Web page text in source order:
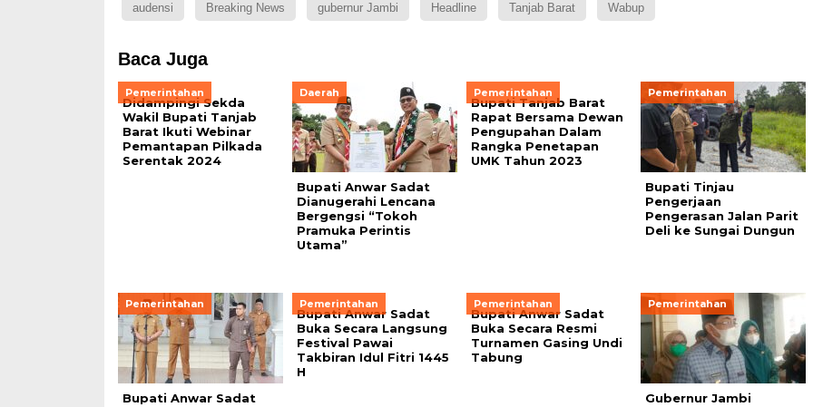
audensi Breaking News gubernur Jambi Headline Tanjab Barat Wabup
Baca Juga
Pemerintahan
Didampingi Sekda
Wakil Bupati Tanjab
Barat Ikuti Webinar
Pemantapan Pilkada
Serentak 2024
Daerah
Bupati Anwar Sadat
Dianugerahi Lencana
Bergengsi “Tokoh
Pramuka Perintis
Utama”
Pemerintahan
Bupati Tanjab Barat
Rapat Bersama Dewan
Pengupahan Dalam
Rangka Penetapan
UMK Tahun 2023
Pemerintahan
Bupati Tinjau
Pengerjaan
Pengerasan Jalan Parit
Deli ke Sungai Dungun
Pemerintahan
Bupati Anwar Sadat
Pemerintahan
Bupati Anwar Sadat
Buka Secara Langsung
Festival Pawai
Takbiran Idul Fitri 1445
H
Pemerintahan
Bupati Anwar Sadat
Buka Secara Resmi
Turnamen Gasing Undi
Tabung
Pemerintahan
Gubernur Jambi